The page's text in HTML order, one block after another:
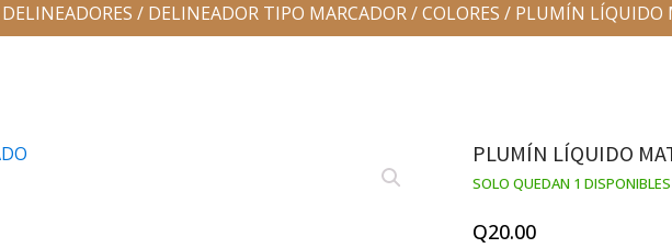
DELINEADORES / DELINEADOR TIPO MARCADOR/COLORES / PLUMÍN LÍQUIDO
PLUMÍN LÍQUIDO
SOLO QUEDAN 1 DISPONIBLES
Q20.00